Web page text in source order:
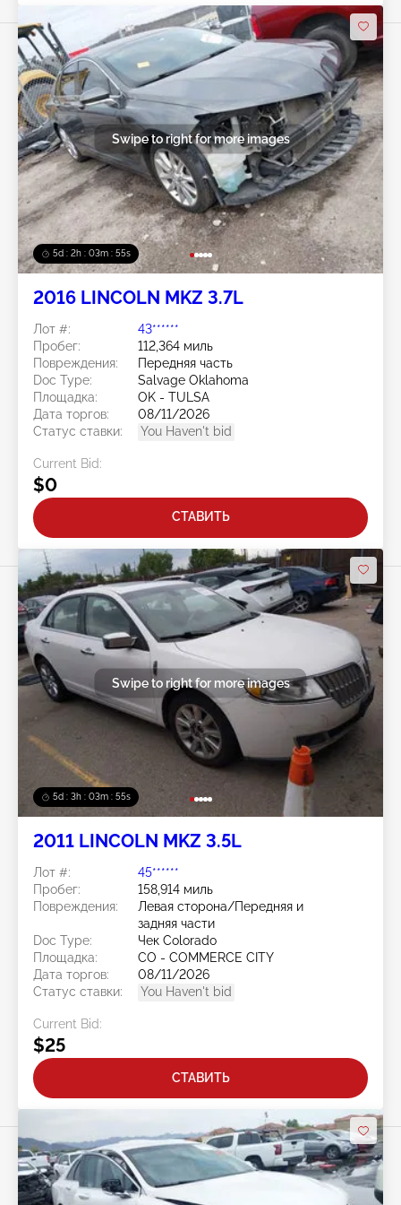
5d : 2h : 03m : 52s
Swipe to right for more images
2016 LINCOLN MKZ 3.7L
Лот #:
43******
Пробег:
112,364 миль
Повреждения:
Передняя часть
Doc Type:
Salvage Oklahoma
Площадка:
OK - TULSA
Дата торгов:
08/11/2026
Статус ставки:
You Haven't bid
Current Bid:
$0
СТАВИТЬ
5d : 3h : 03m : 52s
Swipe to right for more images
2011 LINCOLN MKZ 3.5L
Лот #:
45******
Пробег:
158,914 миль
Повреждения:
Левая сторона/Передняя и
задняя части
Doc Type:
Чек Colorado
Площадка:
CO - COMMERCE CITY
Дата торгов:
08/11/2026
Статус ставки:
You Haven't bid
Current Bid:
$25
СТАВИТЬ